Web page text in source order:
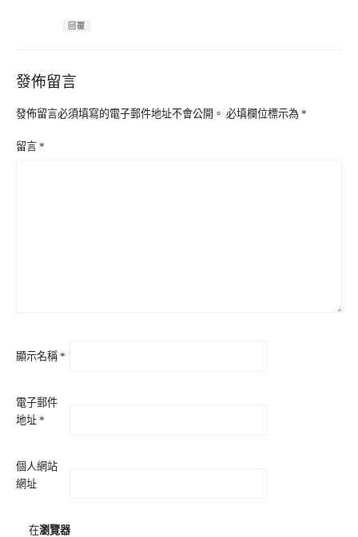
回覆
發佈留言
發佈留言必須填寫的電子郵件地址不會公開。 必填欄位標示為 *
留言 *
顯示名稱 *
電子郵件
地址 *
個人網站
網址
在瀏覽器